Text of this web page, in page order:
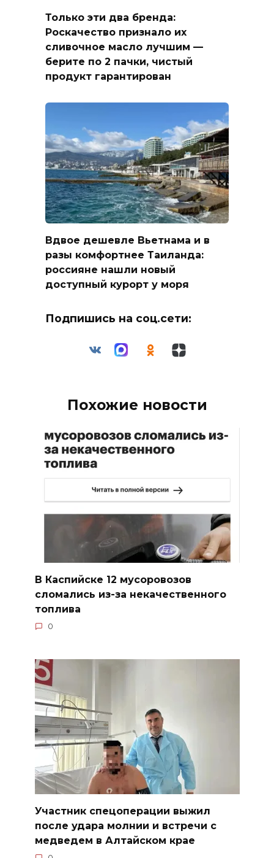
Только эти два бренда:
Роскачество признало их
сливочное масло лучшим —
берите по 2 пачки, чистый
продукт гарантирован
Вдвое дешевле Вьетнама и в
разы комфортнее Таиланда:
россияне нашли новый
доступный курорт у моря
Подпишись на соц.сети:
Похожие новости
В Каспийске 12 мусоровозов
сломались из-за некачественного
топлива
0
Участник спецоперации выжил
после удара молнии и встречи с
медведем в Алтайском крае